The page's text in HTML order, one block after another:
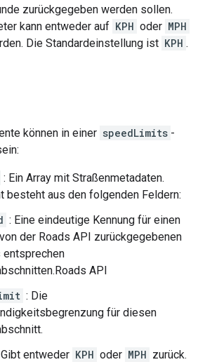
zurückgegeben werden sollen.
kann entweder auf KPH oder MPH
Die Standardeinstellung ist KPH .
können in einer speedLimits -
: Ein Array mit Straßenmetadaten.
besteht aus den folgenden Feldern:
: Eine eindeutige Kennung für einen
der Roads API zurückgegebenen
Roads API
: Die
für diesen
entweder KPH oder MPH zurück.